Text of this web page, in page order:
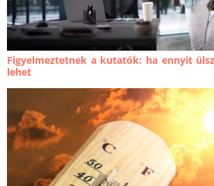
Figyelmeztetnek a kutatók: ha ennyit
lehet